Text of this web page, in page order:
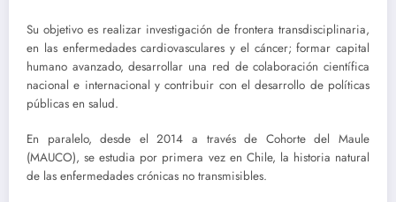
Su objetivo es realizar investigación de frontera transdisciplinaria,
en las enfermedades cardiovasculares y el cáncer; formar capital
humano avanzado, desarrollar una red de colaboración científica
nacional e internacional y contribuir con el desarrollo de políticas
públicas en salud.
En paralelo, desde el 2014 a través de Cohorte del Maule
(MAUCO), se estudia por primera vez en Chile, la historia natural
de las enfermedades crónicas no transmisibles.